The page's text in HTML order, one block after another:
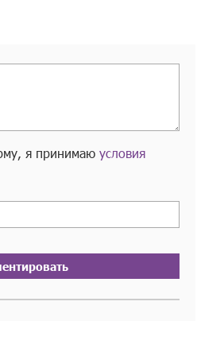
я принимаюусловия